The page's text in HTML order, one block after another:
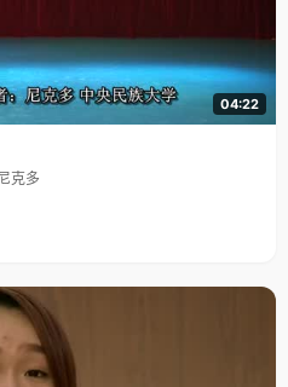
04:22
克多